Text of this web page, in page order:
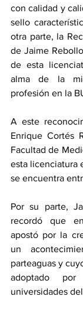
con calidad y
sello
otra parte, la
de Jaime
de esta
alma de la
profesión en la
A este
Enrique Cortés
Facultad de
esta licenciatura
se encuentra
Por su parte,
recordó que
apostó por la
un
parteaguas y
adoptado
universidades